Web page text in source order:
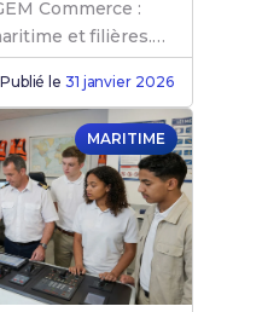
Commerce :
et filières.
!
Publié le 31 janvier 2026
MARITIME